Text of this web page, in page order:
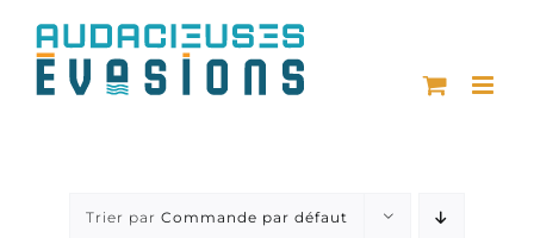
contenu
Trier par Commande par défaut